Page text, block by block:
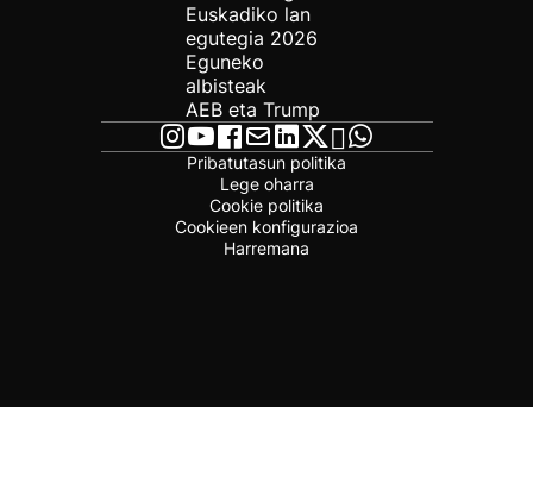
Euskadiko lan
egutegia 2026
Eguneko
albisteak
AEB eta Trump
Pribatutasun politika
Lege oharra
Cookie politika
Cookieen konfigurazioa
Harremana